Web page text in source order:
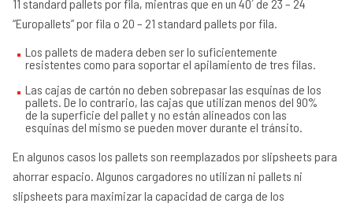
11 standard pallets por fila, mientras que en un 40´ de 23 – 24
“Europallets” por fila o 20 – 21 standard pallets por fila.
Los pallets de madera deben ser lo suficientemente
resistentes como para soportar el apilamiento de tres filas.
Las cajas de cartón no deben sobrepasar las esquinas de los
pallets. De lo contrario, las cajas que utilizan menos del 90%
de la superficie del pallet y no están alineados con las
esquinas del mismo se pueden mover durante el tránsito.
En algunos casos los pallets son reemplazados por slipsheets para
ahorrar espacio. Algunos cargadores no utilizan ni pallets ni
slipsheets para maximizar la capacidad de carga de los